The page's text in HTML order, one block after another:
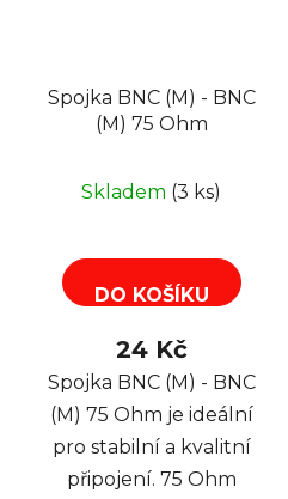
Spojka BNC (M) - BNC
(M) 75 Ohm
Skladem (3 ks)
DO KOŠÍKU
24 Kč
Spojka BNC (M) - BNC
(M) 75 Ohm je ideální
pro stabilní a kvalitní
připojení. 75 Ohm